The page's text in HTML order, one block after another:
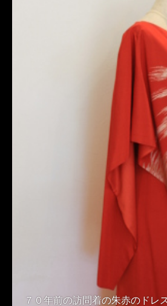
７０年前の訪問着の朱赤のドレ